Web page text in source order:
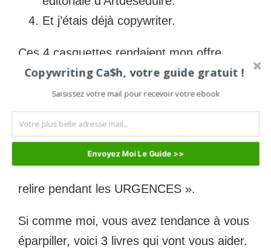
Et j’étais déjà copywriter.
Ces 4 casquettes rendaient mon offre
illisible.
« Bon partout, excellent nulle part ».
Dans ma bibliothèque, j’ai une étagère « A
relire pendant les URGENCES ».
Si comme moi, vous avez tendance à vous
éparpiller, voici 3 livres qui vont vous aider.
Copywriting Ca$h, votre guide gratuit !
Saisissez votre mail pour recevoir votre ebook
Envoyez Moi Le Guide >>